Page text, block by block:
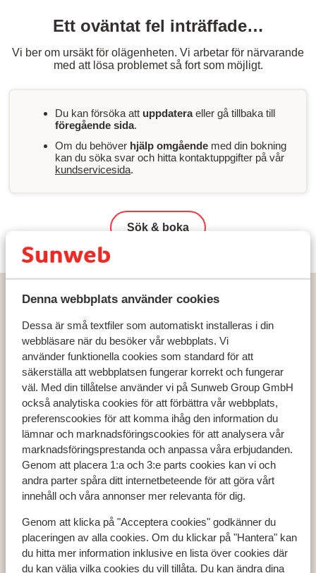
Denna webbplats använder cookies
Dessa är små textfiler som automatiskt installeras i din
webbläsare när du besöker vår webbplats. Vi
använder funktionella cookies som standard för att
säkerställa att webbplatsen fungerar korrekt och fungerar
väl. Med din tillåtelse använder vi på Sunweb Group GmbH
också analytiska cookies för att förbättra vår webbplats,
preferenscookies för att komma ihåg den information du
lämnar och marknadsföringscookies för att analysera vår
marknadsföringsprestanda och anpassa våra erbjudanden.
Genom att placera 1:a och 3:e parts cookies kan vi och
andra parter spåra ditt internetbeteende för att göra vårt
innehåll och våra annonser mer relevanta för dig.
Genom att klicka på "Acceptera cookies" godkänner du
placeringen av alla cookies. Om du klickar på "Hantera" kan
du hitta mer information inklusive en lista över cookies där
du kan välja vilka cookies du vill tillåta. Du kan ändra dina
Ett oväntat fel inträffade…
Vi ber om ursäkt för olägenheten. Vi arbetar för närvarande
med att lösa problemet så fort som möjligt.
Du kan försöka att uppdateraeller gå tillbaka till
föregående sida.
Om du behöver hjälp omgående med din bokning
kan du söka svar och hitta kontaktuppgifter på vår
kundservicesida.
Sök & boka
Hem Solresor
Turkiet
Aquasis Deluxe Resort & Spa Hotel
Populära länder
Grekland
Turkiet
Spanien
Populära regioner
Kreta
Zakynthos